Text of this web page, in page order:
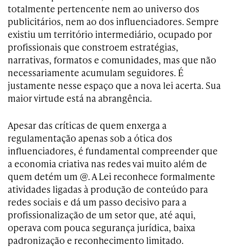
totalmente pertencente nem ao universo dos
publicitários, nem ao dos influenciadores. Sempre
existiu um território intermediário, ocupado por
profissionais que constroem estratégias,
narrativas, formatos e comunidades, mas que não
necessariamente acumulam seguidores. É
justamente nesse espaço que a nova lei acerta. Sua
maior virtude está na abrangência.
Apesar das críticas de quem enxerga a
regulamentação apenas sob a ótica dos
influenciadores, é fundamental compreender que
a economia criativa nas redes vai muito além de
quem detém um @. A Lei reconhece formalmente
atividades ligadas à produção de conteúdo para
redes sociais e dá um passo decisivo para a
profissionalização de um setor que, até aqui,
operava com pouca segurança jurídica, baixa
padronização e reconhecimento limitado.